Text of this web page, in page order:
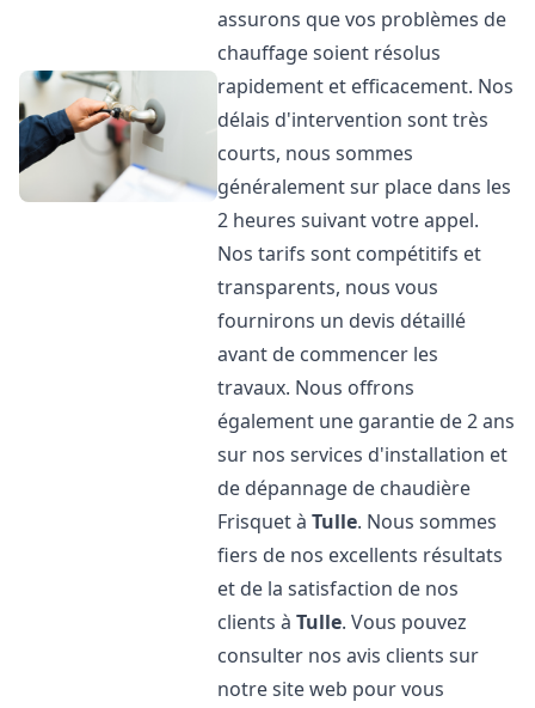
assurons que vos problèmes de
chauffage soient résolus
rapidement et efficacement. Nos
délais d'intervention sont très
courts, nous sommes
généralement sur place dans les
2 heures suivant votre appel.
Nos tarifs sont compétitifs et
transparents, nous vous
fournirons un devis détaillé
avant de commencer les
travaux. Nous offrons
également une garantie de 2 ans
sur nos services d'installation et
de dépannage de chaudière
Frisquet àTulle. Nous sommes
fiers de nos excellents résultats
et de la satisfaction de nos
clients àTulle. Vous pouvez
consulter nos avis clients sur
notre site web pour vous